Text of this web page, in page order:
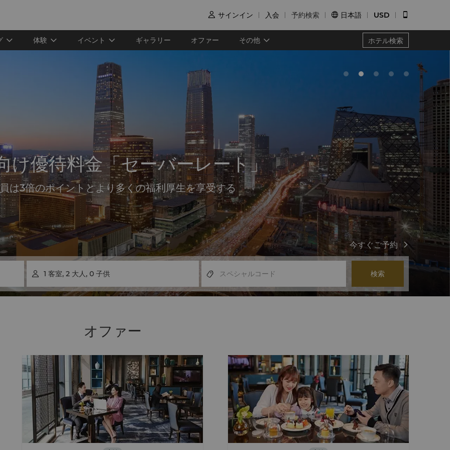
 サインイン 入会 予約検索  日本語 USD
体験 イベント ギャラリー オファー その他 ホテル検索
け優待料金「セーバーレート」
は3倍のポイントとより多くの福利厚生を享受する
今すぐご予約
 1 客室, 2 大人 , 0 子供 検索
オファー